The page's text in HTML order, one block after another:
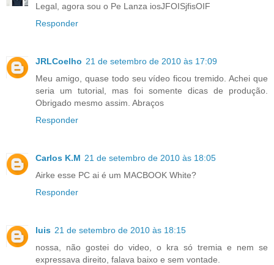
Legal, agora sou o Pe Lanza iosJFOISjfisOIF
Responder
JRLCoelho 21 de setembro de 2010 às 17:09
Meu amigo, quase todo seu vídeo ficou tremido. Achei que
seria um tutorial, mas foi somente dicas de produção.
Obrigado mesmo assim. Abraços
Responder
Carlos K.M 21 de setembro de 2010 às 18:05
Airke esse PC ai é um MACBOOK White?
Responder
luis 21 de setembro de 2010 às 18:15
nossa, não gostei do video, o kra só tremia e nem se
expressava direito, falava baixo e sem vontade.